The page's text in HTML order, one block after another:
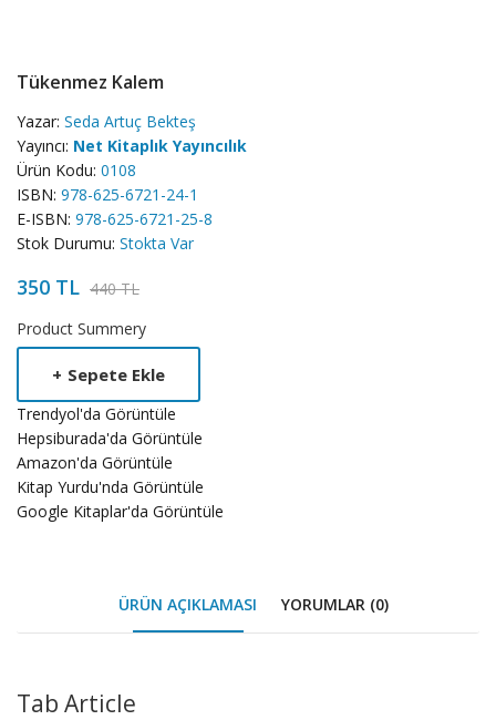
Tükenmez Kalem
Yazar: Seda Artuç Bekteş
Yayıncı: Net Kitaplık Yayıncılık
Ürün Kodu: 0108
ISBN: 978-625-6721-24-1
E-ISBN: 978-625-6721-25-8
Stok Durumu: Stokta Var
350 TL 440 TL
Product Summery
+ Sepete Ekle
Trendyol'da Görüntüle
Hepsiburada'da Görüntüle
Amazon'da Görüntüle
Kitap Yurdu'nda Görüntüle
Google Kitaplar'da Görüntüle
ÜRÜN AÇIKLAMASI YORUMLAR (0)
Tab Article